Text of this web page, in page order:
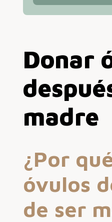
Donar
madre
¿Por
óvulos
de ser